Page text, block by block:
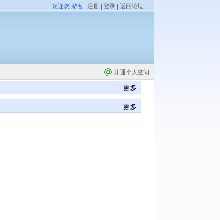
欢迎您 游客注册 |登录 |返回论坛
开通个人空间
更多
更多